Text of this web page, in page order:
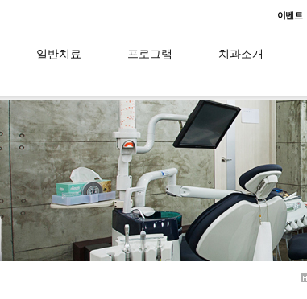
이벤트
일반치료
충치치료
신경치료
잇몸치료
사랑니
프로그램
면접프로그램
웨딩프로그램
치과소개
이데이치과는?
의료진소개
장비소개
찾아오시는길